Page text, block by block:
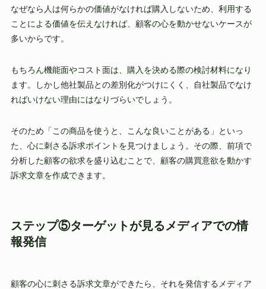
なぜなら人は何らかの価値がなければ購入しないため、利用する
ことによる価値を伝えなければ、顧客の心を動かせないケースが
多いからです。
もちろん機能面やコスト面は、購入を決める際の検討材料になり
ます。しかし他社製品との差別化がつけにくく、自社製品でなけ
ればいけない理由にはなりづらいでしょう。
そのため「この商品を使うと、こんな良いことがある」といっ
た、心に刺さる訴求ポイントを見つけましょう。その際、前項で
分析した顧客の欲求を盛り込むことで、顧客の購買意欲を動かす
訴求文章を作成できます。
ステップ⑤ターゲットが見るメディアでの情
報発信
顧客の心に刺さる訴求文章ができたら、それを発信するメディア